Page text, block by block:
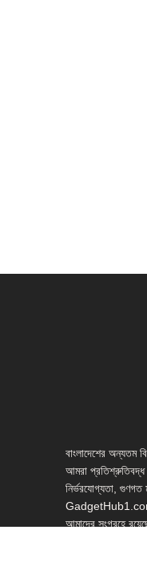
বাংলাদেশের অন্যতম
আমরা প্রতিশ্রুতিবদ্ধ
নির্ভরযোগ্যতা, গুণগত
GadgetHub1.com
আমাদের সংগ্রহে